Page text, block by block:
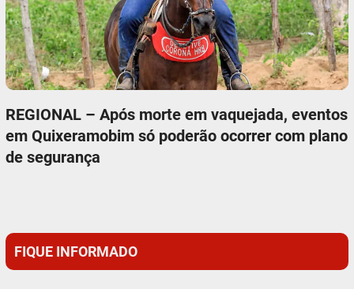
REGIONAL – Após morte em vaquejada, eventos
em Quixeramobim só poderão ocorrer com plano
de segurança
FIQUE INFORMADO